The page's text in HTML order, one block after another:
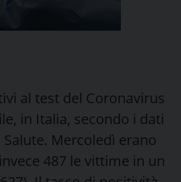
al test del Coronavirus
in Italia, secondo i dati
Mercoledì erano
487 le vittime in un